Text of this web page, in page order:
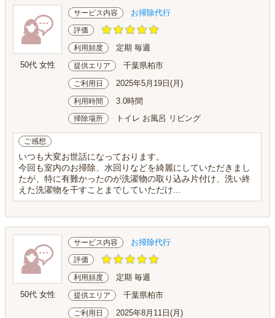
50代 女性
サービス内容 お掃除代行
評価
利用頻度 定期 毎週
提供エリア 千葉県柏市
ご利用日 2025年5月19日(月)
利用時間 3.0時間
掃除場所 トイレ お風呂 リビング
ご感想
いつも大変お世話になっております。
今回も室内のお掃除、水回りなどを綺麗にしていただきまし
たが、特に有難かったのが洗濯物の取り込み片付け、洗い終
えた洗濯物を干すことまでしていただけ...
50代 女性
サービス内容 お掃除代行
評価
利用頻度 定期 毎週
提供エリア 千葉県柏市
ご利用日 2025年8月11日(月)